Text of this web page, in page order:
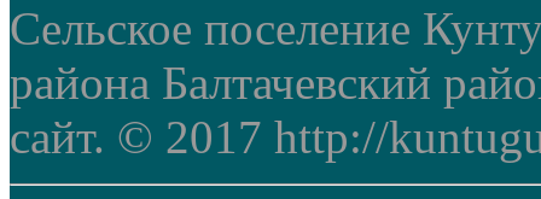
Сельское поселение
района Балтачевский
сайт. © 2017 http://